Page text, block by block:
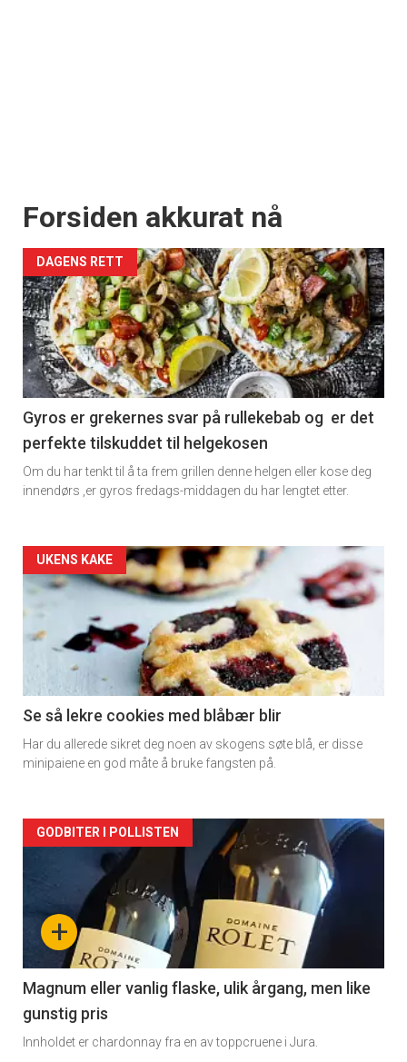
Forsiden akkurat nå
DAGENS RETT
Gyros er grekernes svar på rullekebab og er det
perfekte tilskuddet til helgekosen
Om du har tenkt til å ta frem grillen denne helgen eller kose deg
innendørs ,er gyros fredags-middagen du har lengtet etter.
Forsiden
akkurat
nå
2
UKENS KAKE
Se så lekre cookies med blåbær blir
Har du allerede sikret deg noen av skogens søte blå, er disse
minipaiene en god måte å bruke fangsten på.
Forsiden
akkurat
nå
3
+
GODBITER I POLLISTEN
Magnum eller vanlig flaske, ulik årgang, men like
gunstig pris
Innholdet er chardonnay fra en av toppcruene i Jura.